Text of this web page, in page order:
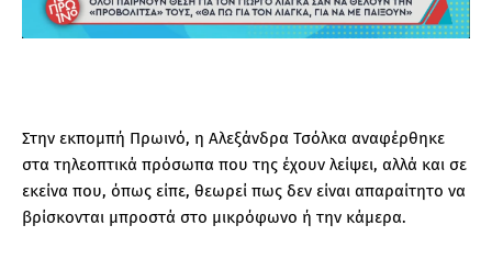
Στην εκπομπή Πρωινό, η Αλεξάνδρα Τσόλκα αναφέρθηκε
στα τηλεοπτικά πρόσωπα που της έχουν λείψει, αλλά και σε
εκείνα που, όπως είπε, θεωρεί πως δεν είναι απαραίτητο να
βρίσκονται μπροστά στο μικρόφωνο ή την κάμερα.